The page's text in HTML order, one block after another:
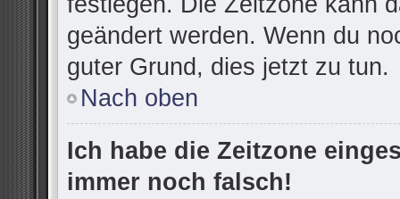
geändert werden. Wenn du
guter Grund, dies jetzt zu tun.
Nach oben
Ich habe die Zeitzone
immer noch falsch!